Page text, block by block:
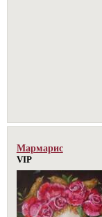
Мармарис
VIP